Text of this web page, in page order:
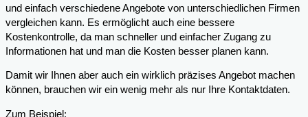
und einfach verschiedene Angebote von unterschiedlichen Firmen
vergleichen kann. Es ermöglicht auch eine bessere
Kostenkontrolle, da man schneller und einfacher Zugang zu
Informationen hat und man die Kosten besser planen kann.
Damit wir Ihnen aber auch ein wirklich präzises Angebot machen
können, brauchen wir ein wenig mehr als nur Ihre Kontaktdaten.
Zum Beispiel: